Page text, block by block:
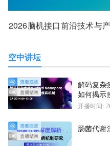
2026脑机接口前沿技术与
空中讲坛
解码复杂
如何揭示
开播时间:
肠菌代谢